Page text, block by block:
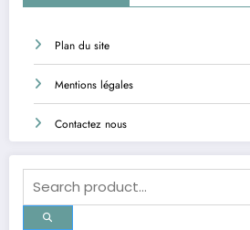
Plan du site
Mentions légales
Contactez nous